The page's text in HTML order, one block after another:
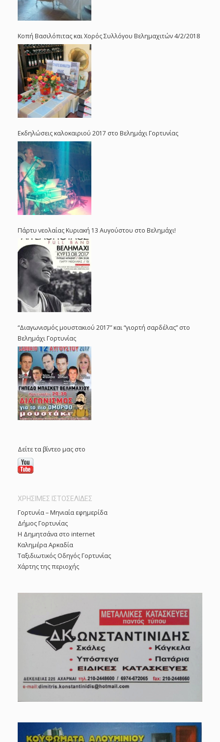
Κοπή Βασιλόπιτας και Χορός Συλλόγου Βελημαχιτών 4/2/2018
Εκδηλώσεις καλοκαιριού 2017 στο Βελημάχι Γορτυνίας
Πάρτυ νεολαίας Κυριακή 13 Αυγούστου στο Βελημάχι!
“Διαγωνισμός μουστακιού 2017” και “γιορτή σαρδέλας” στο
Βελημάχι Γορτυνίας
Δείτε τα βίντεο μας στο
ΧΡΗΣΙΜΕΣ ΙΣΤΟΣΕΛΙΔΕΣ
Γορτυνία – Μηνιαία εφημερίδα
Δήμος Γορτυνίας
Η Δημητσάνα στο internet
Καλημέρα Αρκαδία
Ταξιδιωτικός Οδηγός Γορτυνίας
Χάρτης της περιοχής